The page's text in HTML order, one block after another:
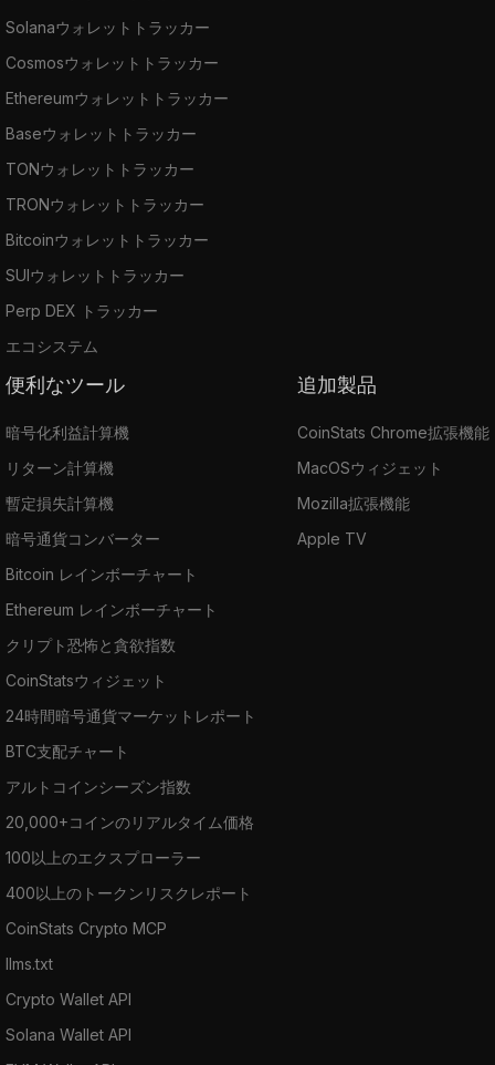
Solanaウォレットトラッカー
Cosmosウォレットトラッカー
Ethereumウォレットトラッカー
Baseウォレットトラッカー
TONウォレットトラッカー
TRONウォレットトラッカー
Bitcoinウォレットトラッカー
SUIウォレットトラッカー
Perp DEX トラッカー
エコシステム
便利なツール
暗号化利益計算機
リターン計算機
暫定損失計算機
暗号通貨コンバーター
Bitcoin レインボーチャート
Ethereum レインボーチャート
クリプト恐怖と貪欲指数
CoinStatsウィジェット
24時間暗号通貨マーケットレポート
BTC支配チャート
アルトコインシーズン指数
20,000+コインのリアルタイム価格
100以上のエクスプローラー
400以上のトークンリスクレポート
CoinStats Crypto MCP
llms.txt
Crypto Wallet API
Solana Wallet API
追加製品
CoinStats Chrome拡張機能
MacOSウィジェット
Mozilla拡張機能
Apple TV